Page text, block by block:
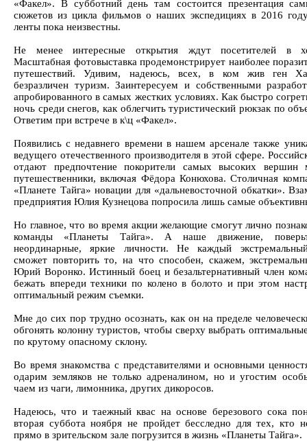
«Факел». В субботний день там состоится презентация
сюжетов из цикла фильмов о наших экспедициях в 2016
ленты пока неизвестны.
Не менее интересные открытия ждут посетителей в
Масштабная фотовыставка продемонстрирует наиболее
путешествий. Удивим, надеюсь, всех, в ком жив ген
безразличен туризм. Заинтересуем и собственными
апробированного в самых жестких условиях. Как быстро
ночь среди снегов, как облегчить туристический рюкзак по
Ответим при встрече в к\ц «Факел».
Появились с недавнего времени в нашем арсенале также
ведущего отечественного производителя в этой сфере.
отдают предпочтение покорители самых высоких
путешественники, включая Фёдора Конюхова. Столичная
«Планете Тайга» новации для «дальневосточной обкатки».
предприятия Юлия Кузнецова попросила лишь самые
Но главное, что во время акции желающие смогут лично
команды «Планеты Тайга». А наше движение,
неординарные, яркие личности. Не каждый
сможет повторить то, на что способен, скажем,
Юрий Воронко. Истинный боец и безальтернативный член
бежать впереди техники по колено в болото и при этом
оптимальный режим съемки.
Мне до сих пор трудно осознать, как он на пределе
обгонять колонну туристов, чтобы сверху выбрать
по крутому опасному склону.
Во время знакомства с представителями и основными
одарим земляков не только адреналином, но и угостим
чаем из чаги, лимонника, других дикоросов.
Надеюсь, что и таежный квас на основе березового сока
вторая суббота ноября не пройдет бесследно для тех, кто
прямо в зрительском зале погрузится в жизнь «Планеты Тайга».